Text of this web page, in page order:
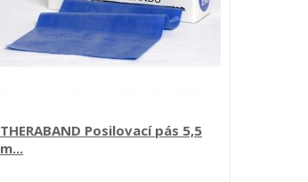
THERABAND Posilovací pás 5,5
m...